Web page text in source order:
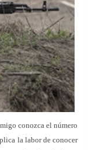
conozca el número
la labor de conocer